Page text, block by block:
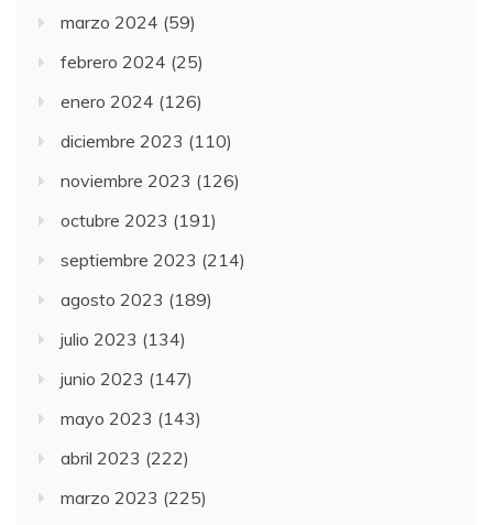
marzo 2024 (59)
febrero 2024 (25)
enero 2024 (126)
diciembre 2023 (110)
noviembre 2023 (126)
octubre 2023 (191)
septiembre 2023 (214)
agosto 2023 (189)
julio 2023 (134)
junio 2023 (147)
mayo 2023 (143)
abril 2023 (222)
marzo 2023 (225)